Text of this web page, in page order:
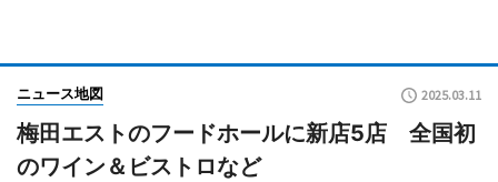
ニュース地図 2025.03.11
梅田エストのフードホールに新店5店 全国初
のワイン＆ビストロなど